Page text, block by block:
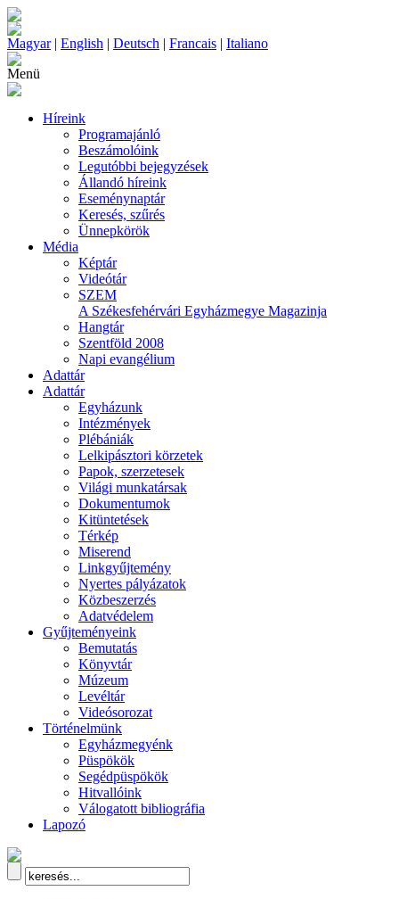
Magyar| English | Deutsch | Francais | Italiano
Menü
Híreink
Programajánló
Beszámolóink
Legutóbbi bejegyzések
Állandó híreink
Eseménynaptár
Keresés, szűrés
Ünnepkörök
Média
Képtár
Videótár
SZEM
A Székesfehérvári Egyházmegye Magazinja
Hangtár
Szentföld 2008
Napi evangélium
Adattár
Adattár
Egyházunk
Intézmények
Plébániák
Lelkipásztori körzetek
Papok, szerzetesek
Világi munkatársak
Dokumentumok
Kitüntetések
Térkép
Miserend
Linkgyűjtemény
Nyertes pályázatok
Közbeszerzés
Adatvédelem
Gyűjteményeink
Bemutatás
Könyvtár
Múzeum
Levéltár
Videósorozat
Történelmünk
Egyházmegyénk
Püspökök
Segédpüspökök
Hitvallóink
Válogatott bibliográfia
Lapozó